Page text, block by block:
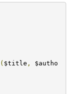
( $title ,
$autho